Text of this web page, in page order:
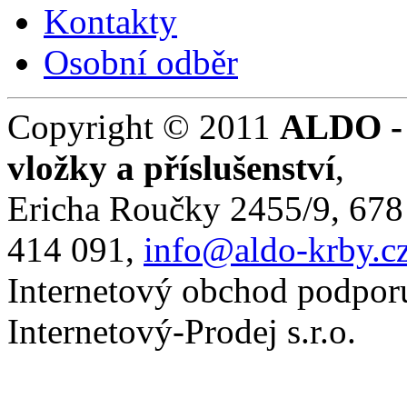
Kontakty
Osobní odběr
Copyright © 2011 ALDO
vložky a příslušenství,
Ericha Roučky 2455/9,
414 091, info@aldo-
Internetový obchod
Internetový-Prodej s.r.o.